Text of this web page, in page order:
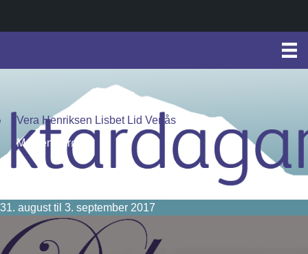
Vera Henriksen Lisbet Lid Venås
Markens grøde
31. august til 3. september 2017